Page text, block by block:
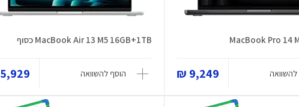
MacBook Pro 14
להשוואה 9,249 ₪
MacBook Air 13 M5 16GB+1TB כסוף
הוסף להשוואה 5,929 ₪